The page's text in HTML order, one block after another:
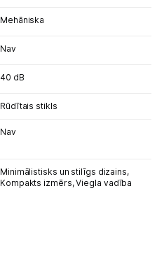
Mehāniska
Nav
40 dB
Rūdītais stikls
Nav
Minimālistisks un stilīgs dizains,
Kompakts izmērs,Viegla vadība